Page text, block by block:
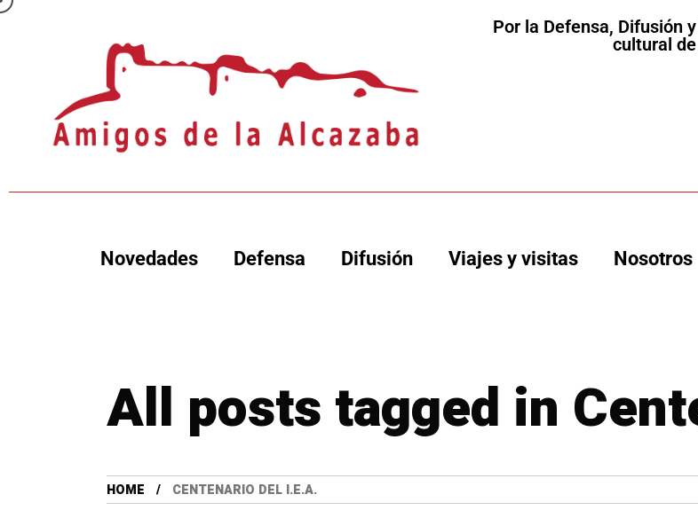
Por la Defensa, Difusión
cultural
Novedades Defensa Difusión Viajes y visitas Nosotros
All posts tagged in
HOME CENTENARIO DEL I.E.A.